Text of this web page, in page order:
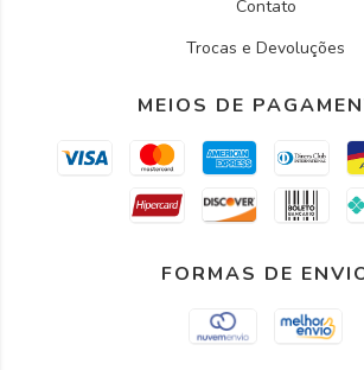
Contato
Trocas e Devoluções
MEIOS DE
FORMAS DE